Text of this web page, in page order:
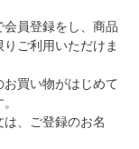
会員登録をし、商品
ご利用いただけま
お買い物がはじめて
は、ご登録のお名